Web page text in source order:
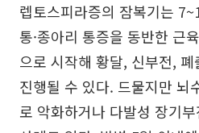
렙토스피라증의 잠복기는
통·종아리 통증을 동반한 근
으로 시작해 황달, 신부전,
진행될 수 있다. 드물지만 뇌
로 악화하거나 다발성 장기